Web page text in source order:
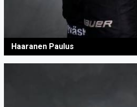
Haaranen Paulus